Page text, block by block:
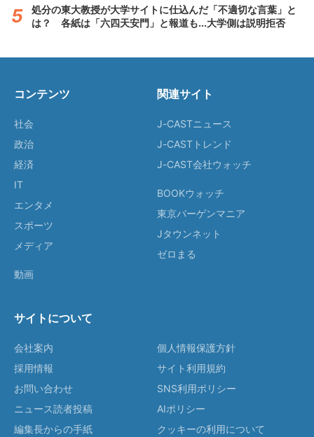
処分の東大教授が大学サイトに仕込んだ「不適切な言葉」と
は？ 各紙は「六四天安門」と報道も...大学側は説明拒否
コンテンツ
社会
政治
経済
IT
エンタメ
スポーツ
メディア
動画
関連サイト
J-CASTニュース
J-CASTトレンド
J-CAST会社ウォッチ
BOOKウォッチ
東京バーゲンマニア
Jタウンネット
ゼロまる
サイトについて
会社案内
採用情報
お問い合わせ
ニュース読者投稿
編集長からの手紙
個人情報保護方針
サイト利用規約
SNS利用ポリシー
AIポリシー
クッキーの利用について